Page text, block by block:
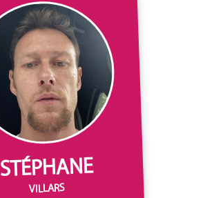
STÉPHANE
VILLARS